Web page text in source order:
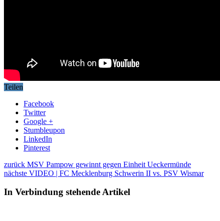
Teilen
Facebook
Twitter
Google +
Stumbleupon
LinkedIn
Pinterest
zurück MSV Pampow gewinnt gegen Einheit Ueckermünde
nächste VIDEO | FC Mecklenburg Schwerin II vs. PSV Wismar
In Verbindung stehende Artikel